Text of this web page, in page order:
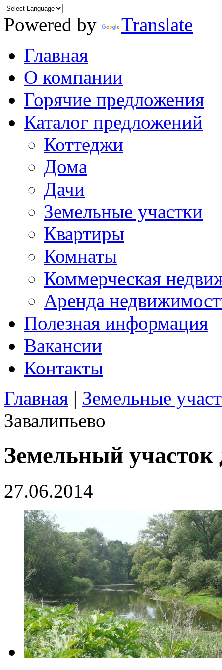
Powered by
Translate
Главная
О компании
Горячие предложения
Каталог предложений
Коттеджи
Дома
Дачи
Земельные участки
Квартиры
Комнаты
Коммерческая
Аренда
Полезная информация
Вакансии
Контакты
Главная | Земельные
Завалипьево
Земельный участок
27.06.2014